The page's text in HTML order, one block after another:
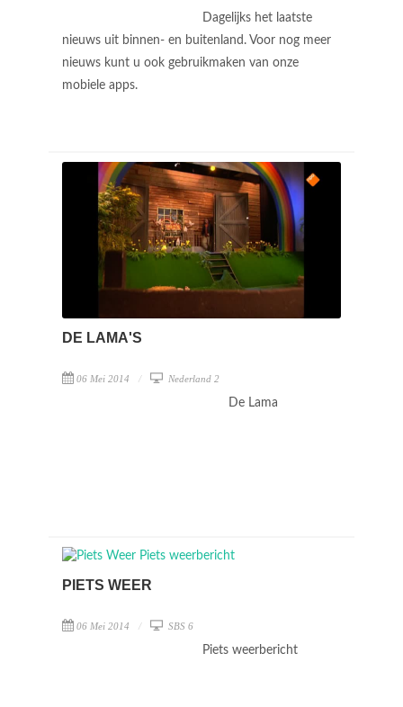
Dagelijks het laatste
nieuws uit binnen- en buitenland. Voor nog meer
nieuws kunt u ook gebruikmaken van onze
mobiele apps.
DE LAMA'S
06 Mei 2014 Nederland 2
De Lama
PIETS WEER
06 Mei 2014 SBS 6
Piets weerbericht